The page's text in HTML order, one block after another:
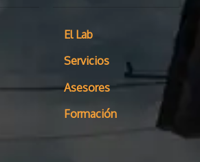
El Lab
Servicios
Asesores
Formación